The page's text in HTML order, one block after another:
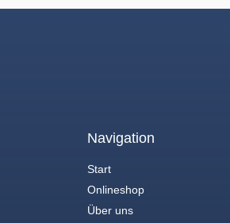
Navigation
Start
Onlineshop
Über uns